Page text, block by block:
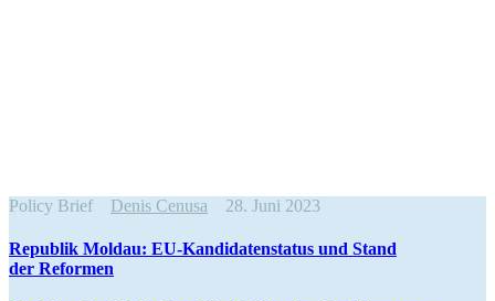
Policy Brief Denis Cenusa 28. Juni 2023
Republik Moldau: EU-Kandi­da­ten­status und Stand
der Reformen